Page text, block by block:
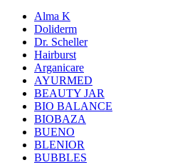
Alma K
Doliderm
Dr. Scheller
Hairburst
Arganicare
AYURMED
BEAUTY JAR
BIO BALANCE
BIOBAZA
BUENO
BLENIOR
BUBBLES